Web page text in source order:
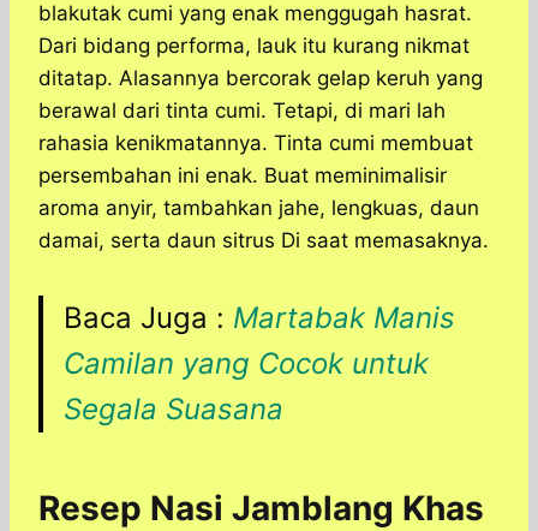
blakutak cumi yang enak menggugah hasrat.
Dari bidang performa, lauk itu kurang nikmat
ditatap. Alasannya bercorak gelap keruh yang
berawal dari tinta cumi. Tetapi, di mari lah
rahasia kenikmatannya. Tinta cumi membuat
persembahan ini enak. Buat meminimalisir
aroma anyir, tambahkan jahe, lengkuas, daun
damai, serta daun sitrus Di saat memasaknya.
Baca Juga : Martabak Manis
Camilan yang Cocok untuk
Segala Suasana
Resep Nasi Jamblang Khas